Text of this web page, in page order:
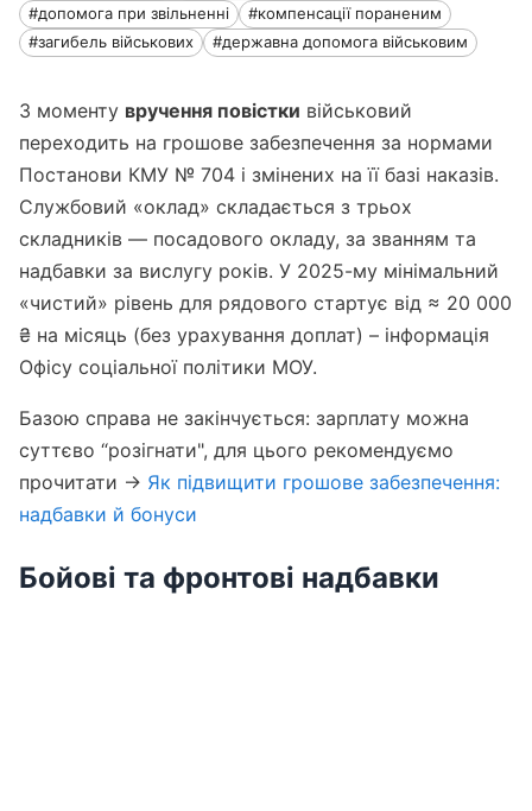
#допомога при звільненні
#компенсації пораненим
#загибель військових
#державна допомога військовим
З моменту вручення повістки військовий
переходить на грошове забезпечення за нормами
Постанови КМУ № 704 і змінених на її базі наказів.
Службовий «оклад» складається з трьох
складників — посадового окладу, за званням та
надбавки за вислугу років. У 2025-му мінімальний
«чистий» рівень для рядового стартує від ≈ 20 000
₴ на місяць (без урахування доплат) – інформація
Офісу соціальної політики МОУ.
Базою справа не закінчується: зарплату можна
суттєво “розігнати", для цього рекомендуємо
прочитати → Як підвищити грошове забезпечення:
надбавки й бонуси
Бойові та фронтові надбавки